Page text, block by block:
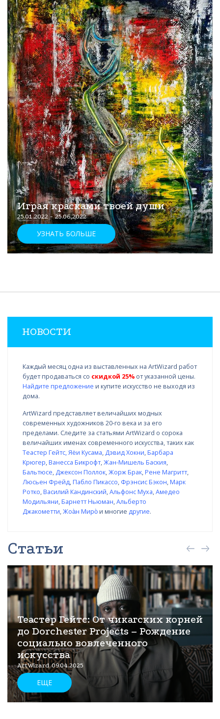
Играя красками твоей души
25.01.2022 - 25.06.2022
УЗНАТЬ БОЛЬШЕ
НОВОСТИ
Каждый месяц одна из выставленных на ArtWizard работ
будет продаваться со скидкой 25% от указанной цены.
Найдите предложение и купите искусство не выходя из
дома.
ArtWizard представляет величайших модных
современных художников 20-го века и за его
пределами. Следите за статьями ArtWizard о сорока
величайших именах современного искусства, таких как
Теастер Гейтс,Яёи Кусама, Дэвид Хокни,Барбара
Крюгер,Ванесса Бикрофт,Жан-Мишель Баския,
Бальтюсе, Джексон Поллок,Жорж Брак,Рене Магритт,
Люсьен Фрейд,Пабло Пикассо, Фрэнсис Бэкон,Марк
Ротко,Василий Кандинский,Альфонс Муха,Амедео
Модильяни,Барнетт Ньюман,Альберто
Джакометти,Жоа̀н Миро̀и многие другие.
Статьи
Теастер Гейтс: От чикагских корней
до Dorchester Projects – Рождение
социально вовлеченного
искусства
ArtWizard 09.04.2025
ЕЩЕ